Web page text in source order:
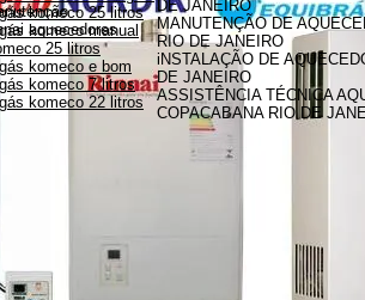
komeco 25 litros
komeco manual
25 litros
komeco e bom
komeco 7 litros
komeco 22 litros
DE JANEIRO
MANUTENÇÃO DE
RIO DE JANEIRO
iNSTALAÇÃO DE
DE JANEIRO
ASSISTÊNCIA TÉCNICA
COPACABANA RIO DE
aquecedores